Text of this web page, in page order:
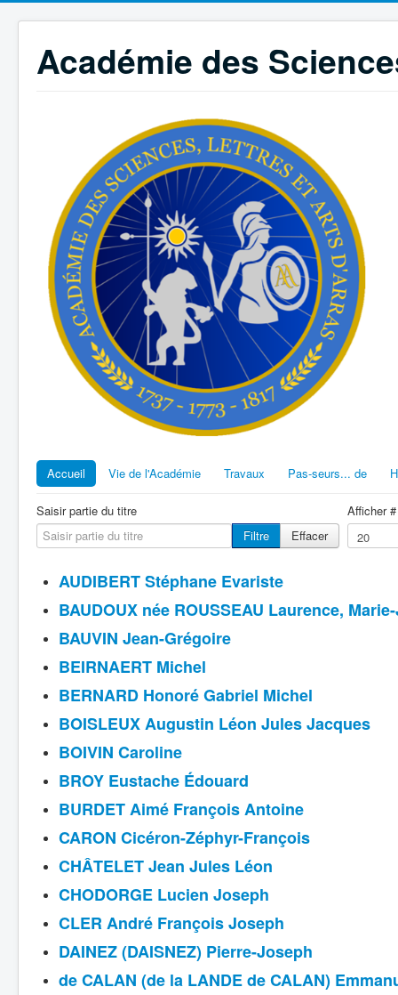
Académie des
Accueil Vie de l'Académie Travaux Pas-seurs... de
Saisir partie du titre
Filtre
Effacer
Afficher #
AUDIBERT Stéphane Evariste
BAUDOUX née ROUSSEAU Laurence,
BAUVIN Jean-Grégoire
BEIRNAERT Michel
BERNARD Honoré Gabriel Michel
BOISLEUX Augustin Léon Jules Jacques
BOIVIN Caroline
BROY Eustache Édouard
BURDET Aimé François Antoine
CARON Cicéron-Zéphyr-François
CHÂTELET Jean Jules Léon
CHODORGE Lucien Joseph
CLER André François Joseph
DAINEZ (DAISNEZ) Pierre-Joseph
de CALAN (de la LANDE de CALAN)